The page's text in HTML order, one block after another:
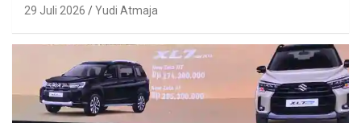
29 Juli 2026 Yudi Atmaja